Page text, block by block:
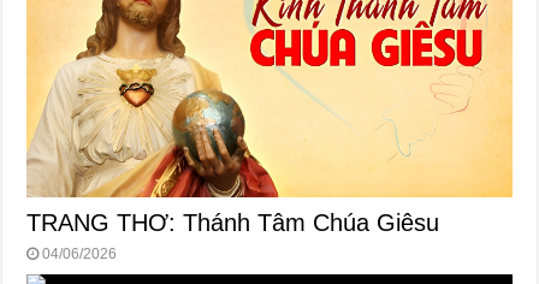
TRANG THƠ: Thánh Tâm Chúa Giêsu
04/06/2026